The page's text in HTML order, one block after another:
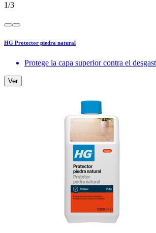
1/3
HG Protector piedra natural
Protege la capa superior contra el
Ver